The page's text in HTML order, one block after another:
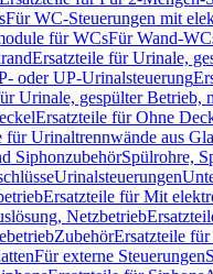
Für WC-Steuerungen mit
für WCsFür Wand-
Ersatzteile für Urinale,
oder UP-Urinalsteuerung
Urinale, gespülter Betrieb,
Ersatzteile für Ohne
für Urinaltrennwände aus
SiphonzubehörSpülrohre,
Urinalsteuerungen
Ersatzteile für Mit
Netzbetrieb
ZubehörErsatzteile
Für externe Steuerungen